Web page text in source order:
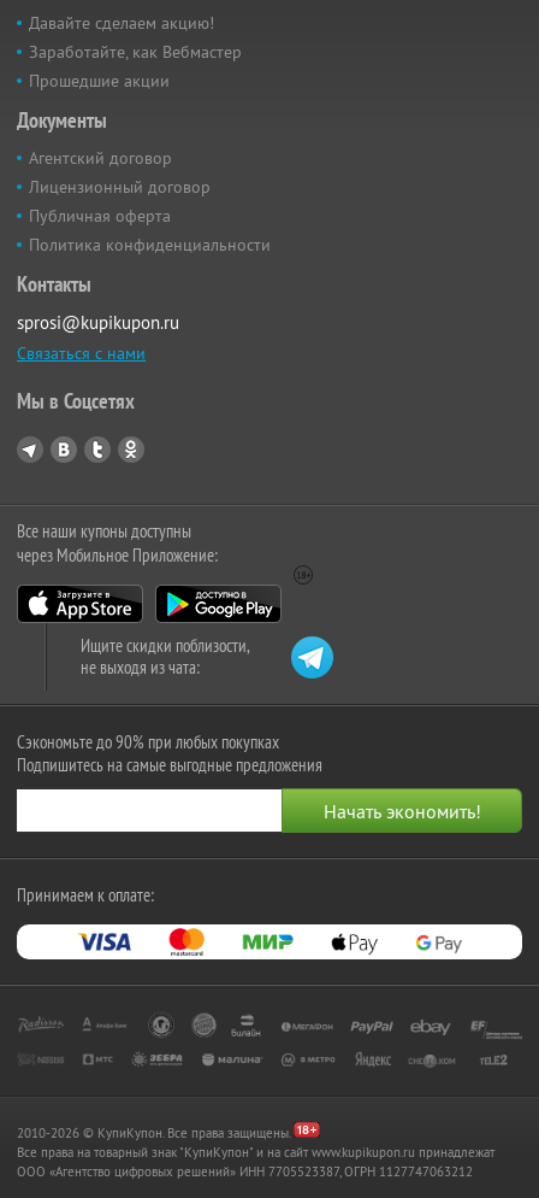
Давайте сделаем акцию!
Заработайте, как Вебмастер
Прошедшие акции
Документы
Агентский договор
Лицензионный договор
Публичная оферта
Политика конфиденциальности
Контакты
sprosi@kupikupon.ru
Связаться с нами
Мы в Соцсетях
Все наши купоны доступны
через Мобильное Приложение:
Ищите скидки поблизости,
не выходя из чата:
Сэкономьте до 90% при любых покупках
Подпишитесь на самые выгодные предложения
Принимаем к оплате:
2010-2026 © КупиКупон. Все права защищены.
Все права на товарный знак "КупиКупон" и на сайт www.kupikupon.ru принадлежат
OOO «Агентство цифровых решений» ИНН 7705523387, ОГРН 1127747063212